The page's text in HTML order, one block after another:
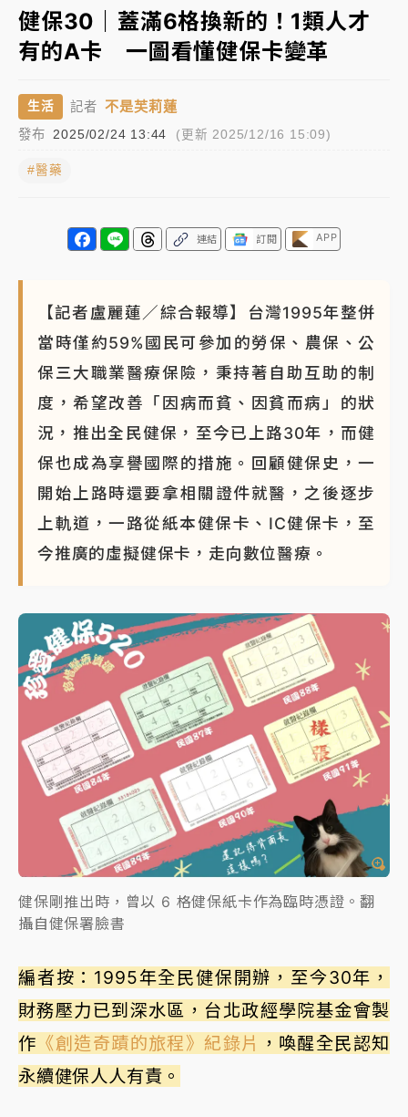
響最劇烈
有片｜ 白海豚暴風圈逼近！新北淡水赫見龍捲風 榕樹
中颱白海豚進逼！台北喜來登圍籬傾倒砸傷人 民權西
路鷹架倒塌壓2車
白海豚逼近！北市水門只出不進 未移置車輛最高罰
白海豚逼近！新北高灘地停車場下午4時強制拖吊 中午
開放水門周邊紅黃線停車
買1送1
中颱白海豚環流掠北海！今明防劇烈降雨 東部高溫飆
38度
健保30｜蓋滿6格換新的！1類人才
有的A卡 一圖看懂健保卡變革
生活 記者 不是芙莉蓮
發布 2025/02/24 13:44 (更新 2025/12/16 15:09)
#醫藥
連結 訂閱 APP
【記者盧麗蓮／綜合報導】台灣1995年整併
當時僅約59%國民可參加的勞保、農保、公
保三大職業醫療保險，秉持著自助互助的制
度，希望改善「因病而貧、因貧而病」的狀
況，推出全民健保，至今已上路30年，而健
保也成為享譽國際的措施。回顧健保史，一
開始上路時還要拿相關證件就醫，之後逐步
上軌道，一路從紙本健保卡、IC健保卡，至
今推廣的虛擬健保卡，走向數位醫療。
健保剛推出時，曾以 6 格健保紙卡作為臨時憑證。翻
攝自健保署臉書
編者按：1995年全民健保開辦，至今30年，
財務壓力已到深水區，台北政經學院基金會製
作 《創造奇蹟的旅程》紀錄片 ，喚醒全民認知
永續健保人人有責。